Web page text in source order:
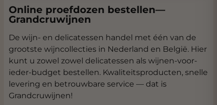
Online proefdozen bestellen—
Grandcruwijnen
De wijn- en delicatessen handel met één van de
grootste wijncollecties in Nederland en België. Hier
kunt u zowel zowel delicatessen als wijnen-voor-
ieder-budget bestellen. Kwaliteitsproducten, snelle
levering en betrouwbare service — dat is
Grandcruwijnen!